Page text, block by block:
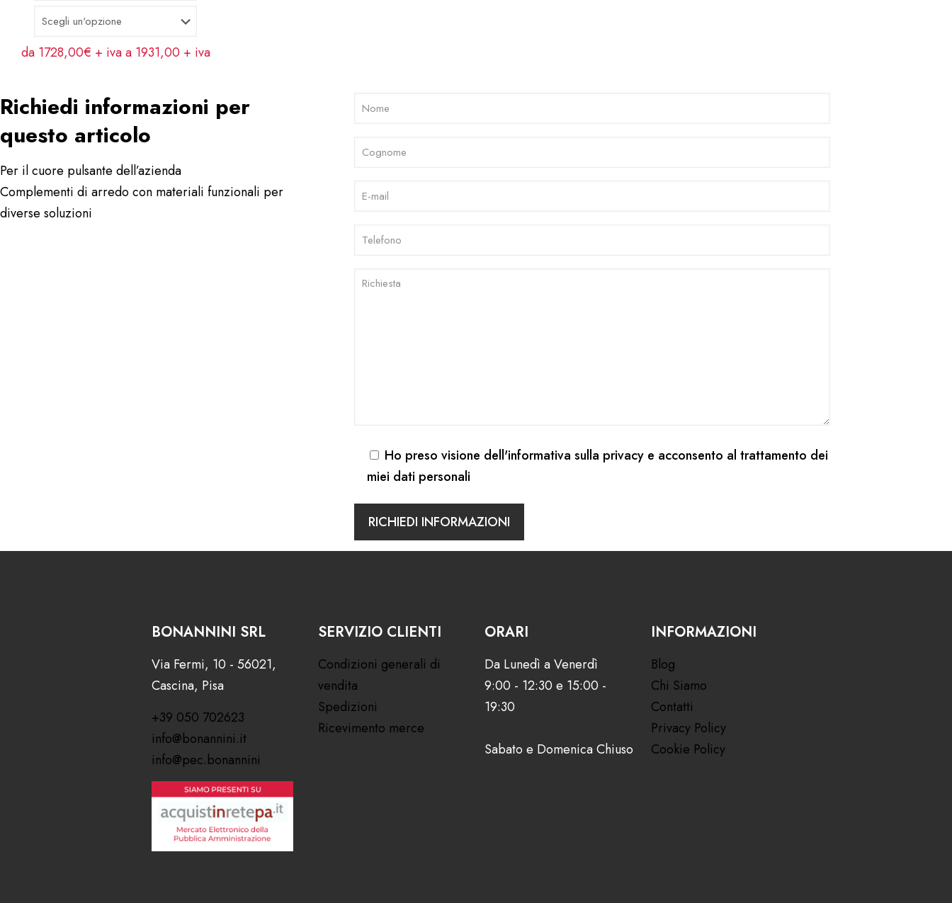
da 1728,00€ + iva a 1931,00 + iva
Richiedi informazioni per
questo articolo
Per il cuore pulsante dell’azienda
Complementi di arredo con materiali funzionali per
diverse soluzioni
Ho preso visione dell'informativa sulla privacy e acconsento al trattamento dei
miei dati personali
BONANNINI SRL
Via Fermi, 10 - 56021,
Cascina, Pisa
+39 050 702623
info@bonannini.it
info@pec.bonannini
SERVIZIO CLIENTI
Condizioni generali di
vendita
Spedizioni
Ricevimento merce
ORARI
Da Lunedì a Venerdì
9:00 - 12:30 e 15:00 -
19:30
Sabato e Domenica Chiuso
INFORMAZIONI
Blog
Chi Siamo
Contatti
Privacy Policy
Cookie Policy